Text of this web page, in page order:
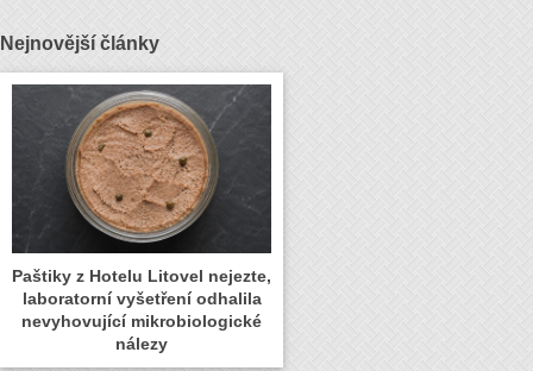
Nejnovější články
Paštiky z Hotelu Litovel nejezte,
laboratorní vyšetření odhalila
nevyhovující mikrobiologické
nálezy